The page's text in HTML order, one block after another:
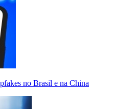
no Brasil e na China